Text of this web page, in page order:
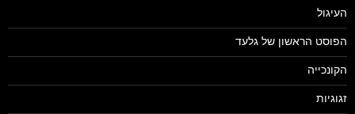
העיגול
הפוסט הראשון של גלעד
הקונכייה
זגוגיות